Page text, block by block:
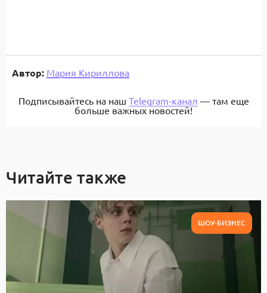
Автор: Мария Кириллова
Подписывайтесь на наш Telegram-канал — там еще
больше важных новостей!
Читайте также
ШОУ-БИЗНЕС